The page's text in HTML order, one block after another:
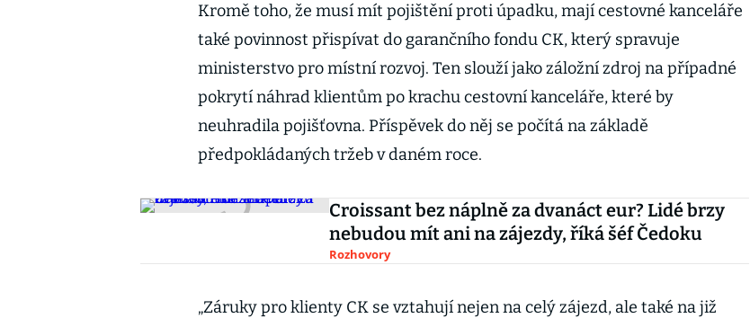
Kromě toho, že musí mít pojištění proti úpadku, mají cestovné kanceláře
také povinnost přispívat do garančního fondu CK, který spravuje
ministerstvo pro místní rozvoj. Ten slouží jako záložní zdroj na případné
pokrytí náhrad klientům po krachu cestovní kanceláře, které by
neuhradila pojišťovna. Příspěvek do něj se počítá na základě
předpokládaných tržeb v daném roce.
Croissant bez náplně za dvanáct eur? Lidé brzy
nebudou mít ani na zájezdy, říká šéf Čedoku
Rozhovory
„Záruky pro klienty CK se vztahují nejen na celý zájezd, ale také na již